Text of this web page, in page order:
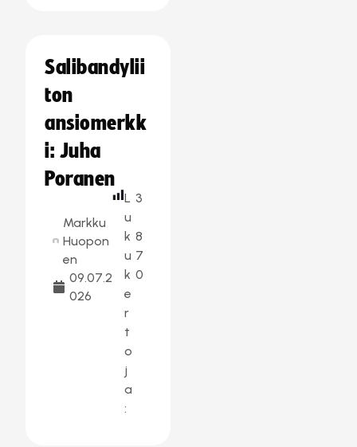
Salibandylii
ton
ansiomerkk
i: Juha
Poranen
Markku
Huopon
en
09.07.2
026
L
u
k
u
k
e
r
t
o
j
a
:
3
8
7
0